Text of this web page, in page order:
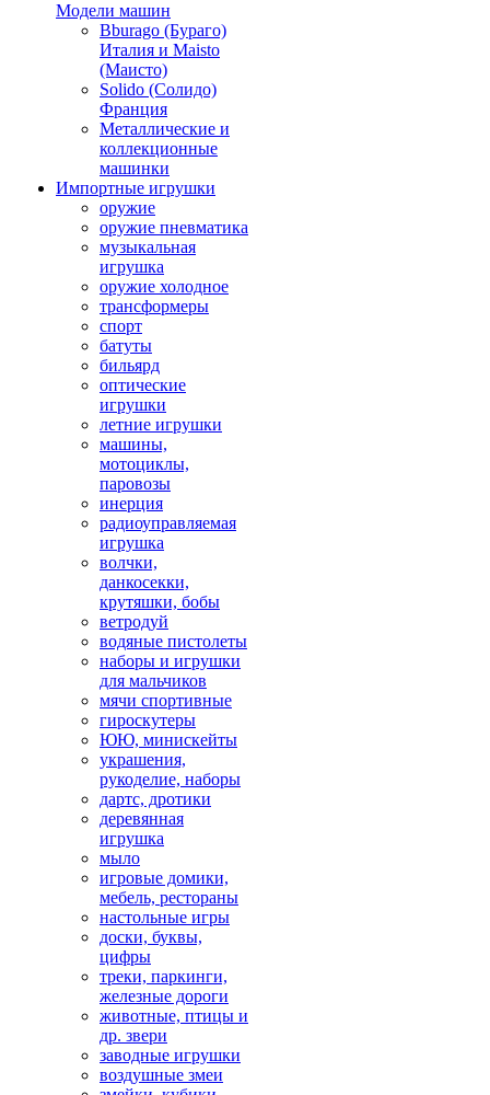
Модели машин
Bburago (Бураго)
Италия и Maisto
(Маисто)
Solido (Солидо)
Франция
Металлические и
коллекционные
машинки
Импортные игрушки
оружие
оружие пневматика
музыкальная
игрушка
оружие холодное
трансформеры
спорт
батуты
бильярд
оптические
игрушки
летние игрушки
машины,
мотоциклы,
паровозы
инерция
радиоуправляемая
игрушка
волчки,
данкосекки,
крутяшки, бобы
ветродуй
водяные пистолеты
наборы и игрушки
для мальчиков
мячи спортивные
гироскутеры
ЮЮ, минискейты
украшения,
рукоделие, наборы
дартс, дротики
деревянная
игрушка
мыло
игровые домики,
мебель, рестораны
настольные игры
доски, буквы,
цифры
треки, паркинги,
железные дороги
животные, птицы и
др. звери
заводные игрушки
воздушные змеи